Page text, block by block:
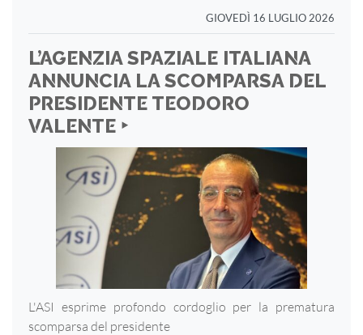
GIOVEDÌ 16 LUGLIO 2026
L’AGENZIA SPAZIALE ITALIANA
ANNUNCIA LA SCOMPARSA DEL
PRESIDENTE TEODORO
VALENTE ‣
L'ASI esprime profondo cordoglio per la prematura
scomparsa del presidente